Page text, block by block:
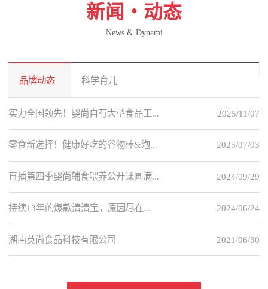
新闻・动态
News & Dynami
品牌动态 科学育儿
2025/11/07
实力全国领先！婴尚自有大型食品工...
2025/07/03
零食新选择！健康好吃的谷物棒&泡...
2024/09/29
直播第四季婴尚辅食喂养公开课圆满...
2024/06/24
持续13年的爆款清清宝，原因尽在...
2021/06/30
湖南英尚食品科技有限公司